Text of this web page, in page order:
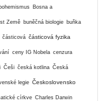
bohemismus Bosna a
Země buněčná biologie buňka
částicová částicová fyzika
ceny IG Nobela cenzura
Češi česká kotlina Česká
legie Československo
církve Charles Darwin